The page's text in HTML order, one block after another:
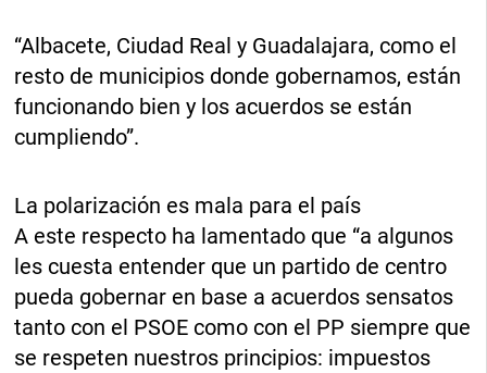
“Albacete, Ciudad Real y Guadalajara, como el
resto de municipios donde gobernamos, están
funcionando bien y los acuerdos se están
cumpliendo”.
La polarización es mala para el país
A este respecto ha lamentado que “a algunos
les cuesta entender que un partido de centro
pueda gobernar en base a acuerdos sensatos
tanto con el PSOE como con el PP siempre que
se respeten nuestros principios: impuestos